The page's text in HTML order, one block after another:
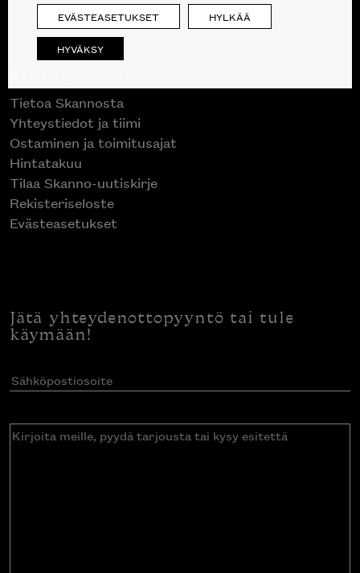
Poistuvat mallikappaleet
Tietoa Skannosta
Yhteystiedot ja tiimi
Ostaminen ja toimitusajat
Hintatakuu
Tilaa Skanno-uutiskirje
Rekisteriseloste
Evästeasetukset
Jätä yhteydenottopyyntö tai tule
käymään!
Sähköpostiosoite(Pakollinen)
Kirjoita
EVÄSTEASETUKSET HYLKÄÄ
HYVÄKSY